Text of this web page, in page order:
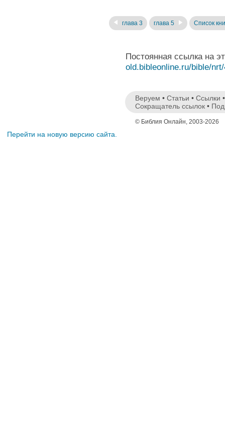
глава 3 глава 5 Список
Постоянная ссылка на
old.bibleonline.ru/bible/
Веруем • Статьи • Ссылки
Сокращатель ссылок •
© Библия Онлайн, 2003-2026
Перейти на новую версию сайта.